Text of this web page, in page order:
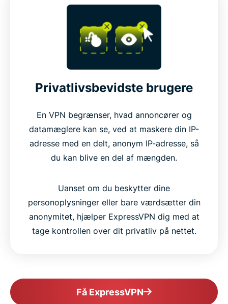
Privatlivsbevidste brugere
En VPN begrænser, hvad annoncører og
datamæglere kan se, ved at maskere din IP-
adresse med en delt, anonym IP-adresse, så
du kan blive en del af mængden.
Uanset om du beskytter dine
personoplysninger eller bare værdsætter din
anonymitet, hjælper ExpressVPN dig med at
tage kontrollen over dit privatliv på nettet.
Få ExpressVPN